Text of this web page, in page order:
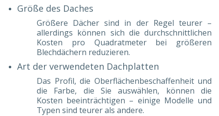
Größe des Daches
Größere Dächer sind in der Regel teurer –
allerdings können sich die durchschnittlichen
Kosten pro Quadratmeter bei größeren
Blechdächern reduzieren.
Art der verwendeten Dachplatten
Das Profil, die Oberflächenbeschaffenheit und
die Farbe, die Sie auswählen, können die
Kosten beeinträchtigen – einige Modelle und
Typen sind teurer als andere.